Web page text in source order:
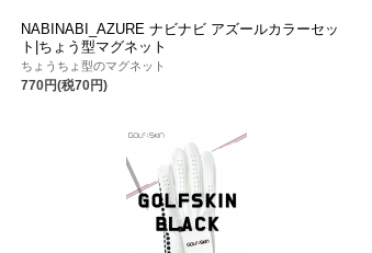
NABINABI_AZURE ナビナビ アズールカラーセッ
ト|ちょう型マグネット
ちょうちょ型のマグネット
770円(税70円)